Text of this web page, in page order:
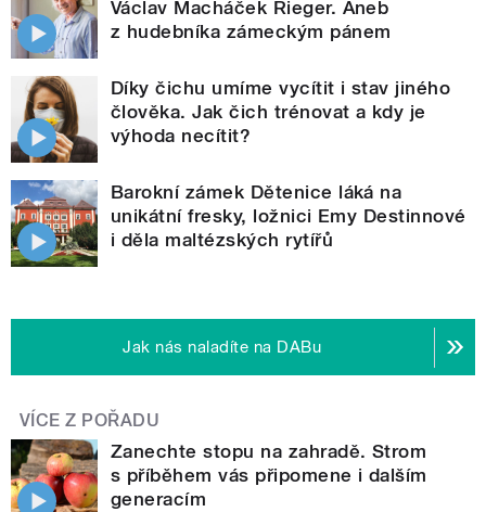
Václav Macháček Rieger. Aneb
z hudebníka zámeckým pánem
Díky čichu umíme vycítit i stav jiného
člověka. Jak čich trénovat a kdy je
výhoda necítit?
Barokní zámek Dětenice láká na
unikátní fresky, ložnici Emy Destinnové
i děla maltézských rytířů
Jak nás naladíte na DABu
VÍCE Z POŘADU
Zanechte stopu na zahradě. Strom
s příběhem vás připomene i dalším
generacím